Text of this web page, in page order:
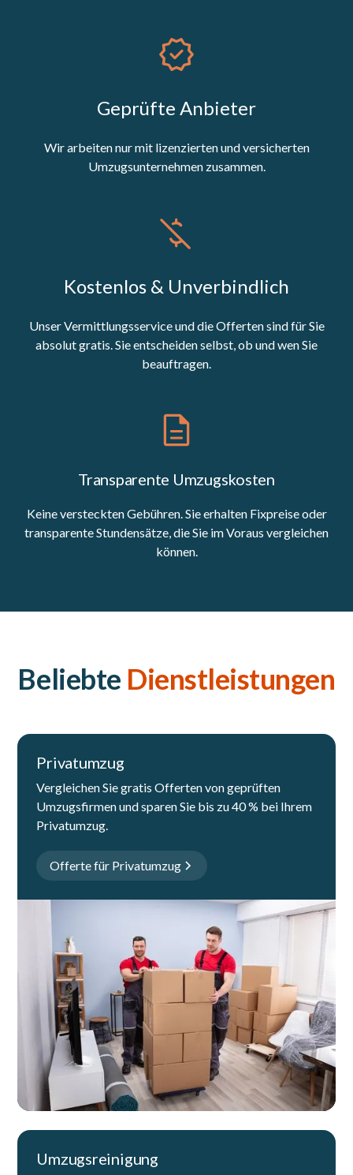
Geprüfte Anbieter
Wir arbeiten nur mit lizenzierten und versicherten
Umzugsunternehmen zusammen.
Kostenlos & Unverbindlich
Unser Vermittlungsservice und die Offerten sind für Sie
absolut gratis. Sie entscheiden selbst, ob und wen Sie
beauftragen.
Transparente Umzugskosten
Keine versteckten Gebühren. Sie erhalten Fixpreise oder
transparente Stundensätze, die Sie im Voraus vergleichen
können.
Beliebte Dienstleistungen
Privatumzug
Vergleichen Sie gratis Offerten von geprüften
Umzugsfirmen und sparen Sie bis zu 40 % bei Ihrem
Privatumzug.
Offerte für Privatumzug
Umzugsreinigung